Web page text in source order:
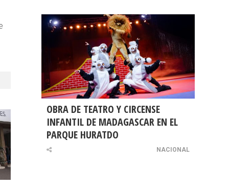
OBRA DE TEATRO Y CIRCENSE
INFANTIL DE MADAGASCAR EN EL
PARQUE HURATDO
NACIONAL